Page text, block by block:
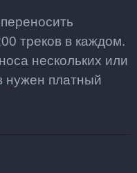
треков в каждом.
нескольких или
нужен платный